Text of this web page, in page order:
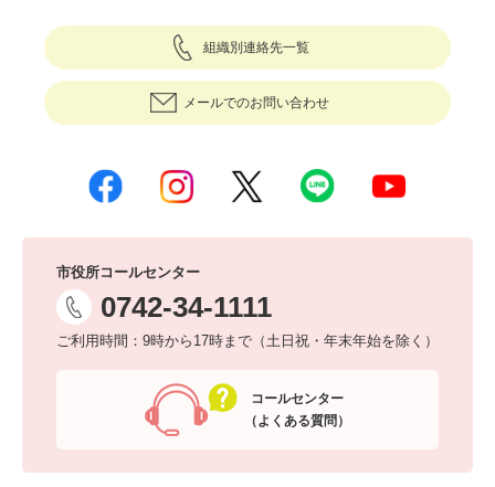
組織別連絡先一覧
メールでのお問い合わせ
市役所コールセンター
0742-34-1111
ご利用時間：9時から17時まで（土日祝・年末年始を除く）
コールセンター
（よくある質問）